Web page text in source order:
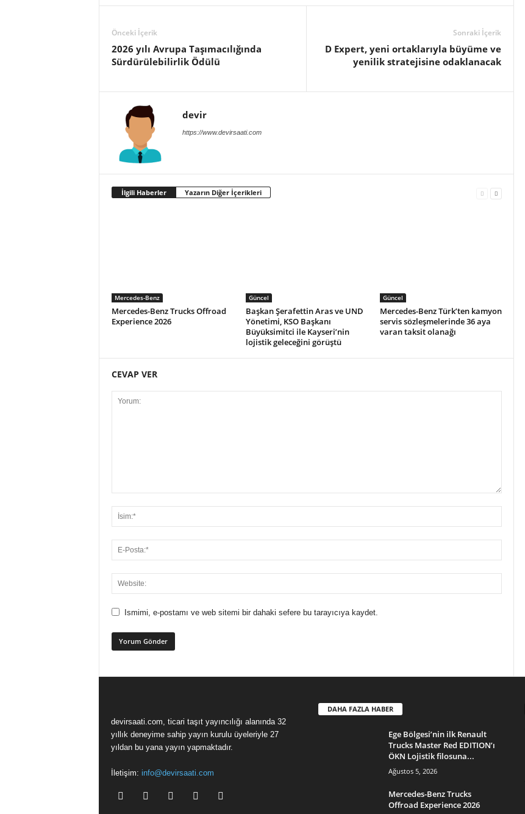
Önceki İçerik
2026 yılı Avrupa Taşımacılığında
Sürdürülebilirlik Ödülü
Sonraki İçerik
D Expert, yeni ortaklarıyla büyüme ve
yenilik stratejisine odaklanacak
devir
https://www.devirsaati.com
İlgili Haberler Yazarın Diğer İçerikleri
Mercedes-Benz
Mercedes-Benz Trucks Offroad
Experience 2026
Güncel
Başkan Şerafettin Aras ve UND
Yönetimi, KSO Başkanı
Büyüksimitci ile Kayseri’nin
lojistik geleceğini görüştü
Güncel
Mercedes-Benz Türk’ten kamyon
servis sözleşmelerinde 36 aya
varan taksit olanağı
CEVAP VER
Ismimi, e-postamı ve web sitemi bir dahaki sefere bu tarayıcıya kaydet.
devirsaati.com, ticari taşıt yayıncılığı alanında 32
yıllık deneyime sahip yayın kurulu üyeleriyle 27
yıldan bu yana yayın yapmaktadır.
İletişim: info@devirsaati.com
DAHA FAZLA HABER
Ege Bölgesi’nin ilk Renault
Trucks Master Red EDITION’ı
ÖKN Lojistik filosuna...
Ağustos 5, 2026
Mercedes-Benz Trucks
Offroad Experience 2026